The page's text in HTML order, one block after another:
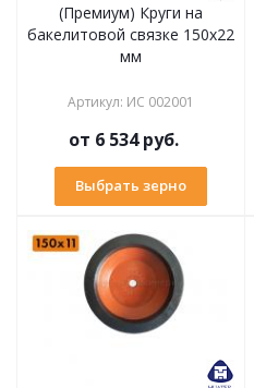
(Премиум) Круги на
бакелитовой связке 150х22
мм
Артикул: ИС 002001
от 6 534 руб.
Выбрать зерно